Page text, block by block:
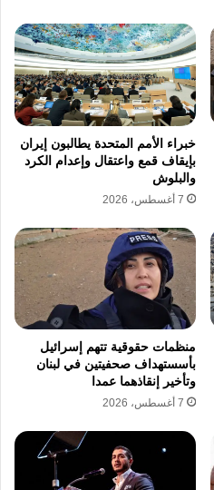
خبراء الأمم المتحدة يطالبون إيران
بإيقاف قمع واعتقال وإعدام الكرد
والبلوش
7 أغسطس، 2026
منظمات حقوقية تتهم إسرائيل
بأسستهداف صحفيتين في لبنان
وتأخير إنقاذهما عمدا
7 أغسطس، 2026